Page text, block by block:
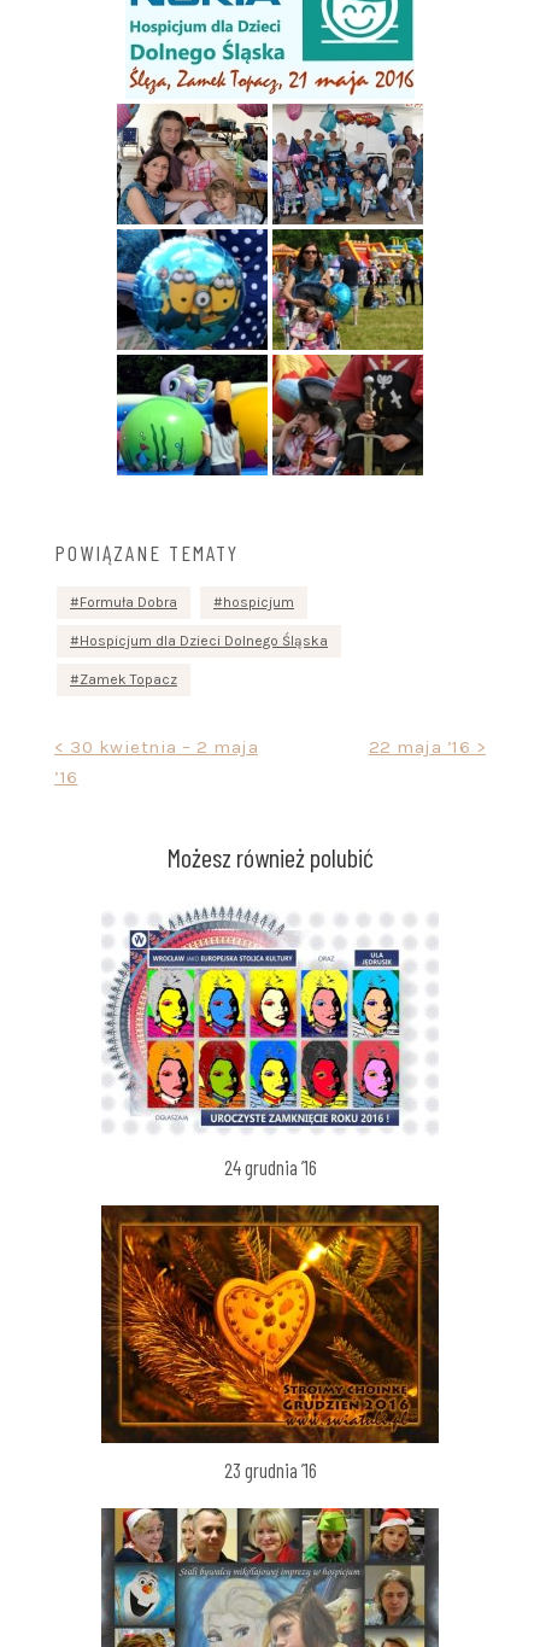
POWIĄZANE TEMATY
Formuła Dobra hospicjum
Hospicjum dla Dzieci Dolnego Śląska
Zamek Topacz
Nawigacja
wpisu
< 30 kwietnia – 2 maja
’16
22 maja ’16 >
Możesz również polubić
24 grudnia ’16
23 grudnia ’16